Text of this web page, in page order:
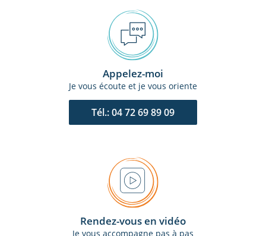
Appelez-moi
Je vous écoute et je vous oriente
Tél.: 04 72 69 89 09
Rendez-vous en vidéo
Je vous accompagne pas à pas